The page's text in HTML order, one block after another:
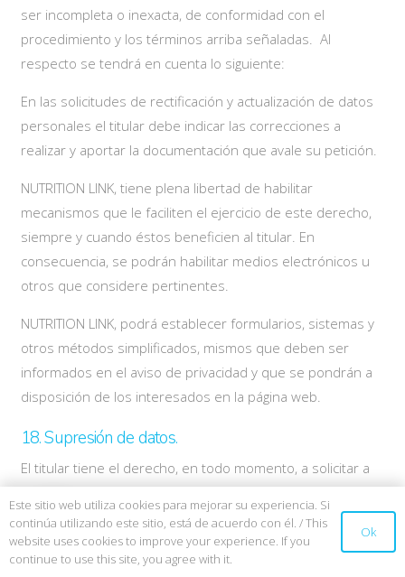
ser incompleta o inexacta, de conformidad con el
procedimiento y los términos arriba señaladas. Al
respecto se tendrá en cuenta lo siguiente:
En las solicitudes de rectificación y actualización de datos
personales el titular debe indicar las correcciones a
realizar y aportar la documentación que avale su petición.
NUTRITION LINK, tiene plena libertad de habilitar
mecanismos que le faciliten el ejercicio de este derecho,
siempre y cuando éstos beneficien al titular. En
consecuencia, se podrán habilitar medios electrónicos u
otros que considere pertinentes.
NUTRITION LINK, podrá establecer formularios, sistemas y
otros métodos simplificados, mismos que deben ser
informados en el aviso de privacidad y que se pondrán a
disposición de los interesados en la página web.
18. Supresión de datos.
El titular tiene el derecho, en todo momento, a solicitar a
NUTRITION LINK, la supresión (eliminación) de sus datos
personales cuando:
Considere que los mismos no están siendo tratados
Este sitio web utiliza cookies para mejorar su experiencia. Si
continúa utilizando este sitio, está de acuerdo con él. / This
website uses cookies to improve your experience. If you
continue to use this site, you agree with it.
Ok